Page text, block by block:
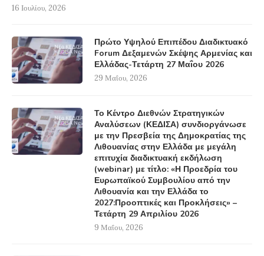
16 Ιουλίου, 2026
Πρώτο Υψηλού Επιπέδου Διαδικτυακό
Forum Δεξαμενών Σκέψης Αρμενίας και
Ελλάδας-Τετάρτη 27 Μαΐου 2026
29 Μαΐου, 2026
Το Κέντρο Διεθνών Στρατηγικών
Αναλύσεων (ΚΕΔΙΣΑ) συνδιοργάνωσε
με την Πρεσβεία της Δημοκρατίας της
Λιθουανίας στην Ελλάδα με μεγάλη
επιτυχία διαδικτυακή εκδήλωση
(webinar) με τίτλο: «Η Προεδρία του
Ευρωπαϊκού Συμβουλίου από την
Λιθουανία και την Ελλάδα το
2027:Προοπτικές και Προκλήσεις» –
Τετάρτη 29 Απριλίου 2026
9 Μαΐου, 2026